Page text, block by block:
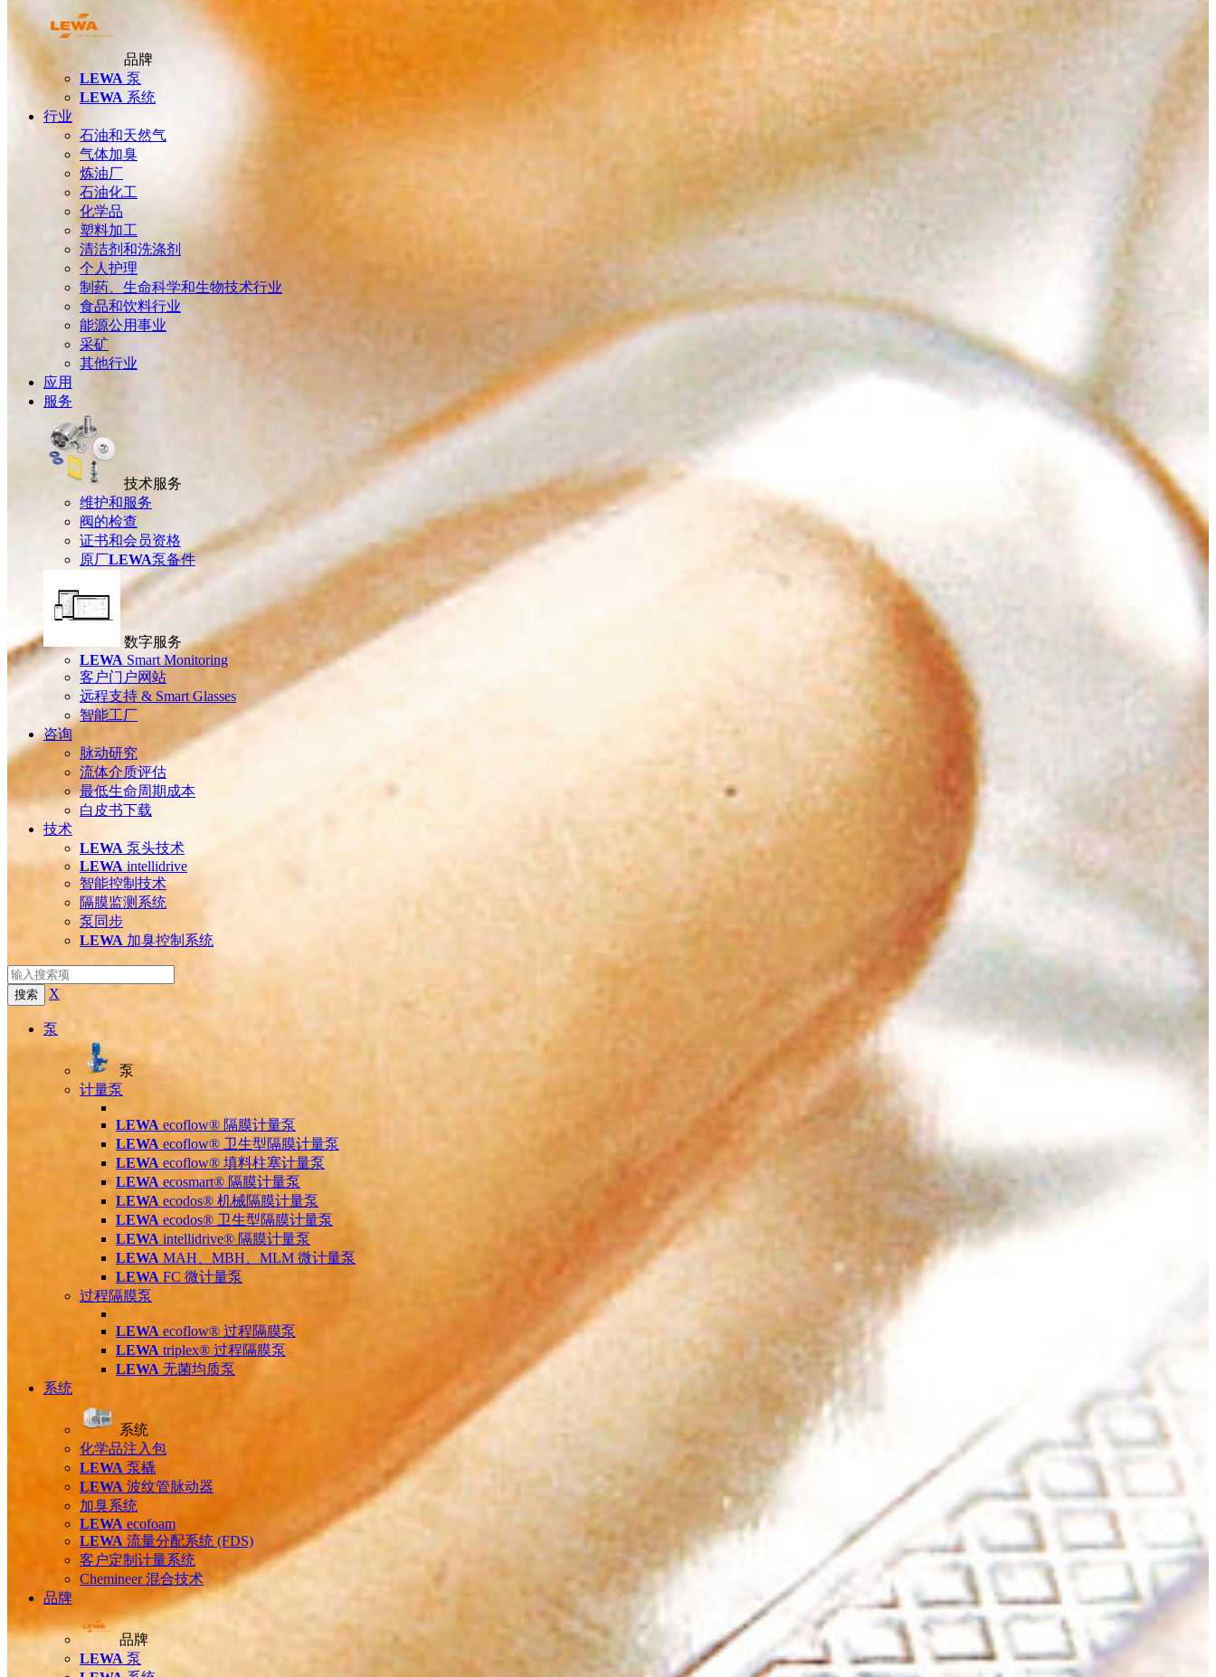
品牌
LEWA 泵
LEWA 系统
行业
石油和天然气
气体加臭
炼油厂
石油化工
化学品
塑料加工
清洁剂和洗涤剂
个人护理
制药、生命科学和生物技术行业
食品和饮料行业
能源公用事业
采矿
其他行业
应用
服务
技术服务
维护和服务
阀的检查
证书和会员资格
原厂LEWA泵备件
数字服务
LEWA Smart Monitoring
客户门户网站
远程支持 & Smart Glasses
智能工厂
咨询
脉动研究
流体介质评估
最低生命周期成本
白皮书下载
技术
LEWA 泵头技术
LEWAintellidrive
智能控制技术
隔膜监测系统
泵同步
LEWA 加臭控制系统
搜索 X
泵
泵
计量泵
LEWA ecoflow® 隔膜计量泵
LEWA ecoflow® 卫生型隔膜计量泵
LEWA ecoflow® 填料柱塞计量泵
LEWA ecosmart® 隔膜计量泵
LEWA ecodos® 机械隔膜计量泵
LEWA ecodos® 卫生型隔膜计量泵
LEWA intellidrive® 隔膜计量泵
LEWA MAH、MBH、MLM 微计量泵
LEWA FC 微计量泵
过程隔膜泵
LEWA ecoflow® 过程隔膜泵
LEWA triplex® 过程隔膜泵
LEWA 无菌均质泵
系统
系统
化学品注入包
LEWA 泵橇
LEWA 波纹管脉动器
加臭系统
LEWA ecofoam
LEWA 流量分配系统 (FDS)
客户定制计量系统
Chemineer 混合技术
品牌
品牌
LEWA 泵